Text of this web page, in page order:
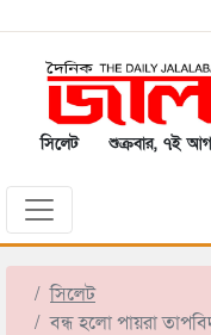
সিলেট শুক্রবার, ৭ই
সিলেট
বন্ধ হলো পায়রা